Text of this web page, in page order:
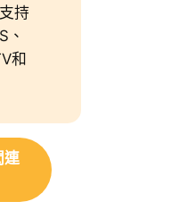
持
、
和
連